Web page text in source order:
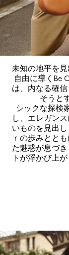
未知の地平を
自由に導くBe
は、内なる確
そうと
シックな探検
し、エレガン
いものを見出
ｒの歩みとと
た魅惑が息づ
トが浮かび上